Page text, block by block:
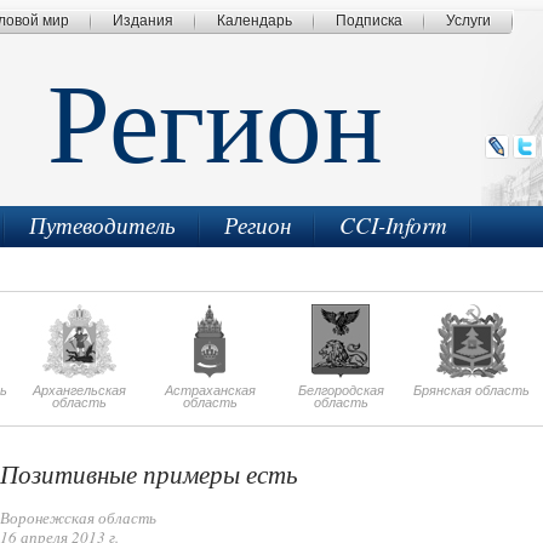
мир Издания Календарь Подписка Услуги
Регион
Путеводитель Регион CCI-Inform
Архангельская
область
Астраханская
область
Белгородская
область
Брянская область
Позитивные примеры есть
Воронежская область
16 апреля 2013 г.